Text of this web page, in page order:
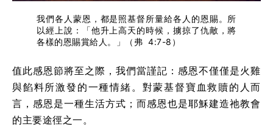
我們各人蒙恩，都是照基督所量給各人的恩賜。所
以經上說：「他升上高天的時候，擄掠了仇敵，將
各樣的恩賜賞給人。」（弗 4:7-8）
值此感恩節將至之際，我們當謹記：感恩不僅僅是火雞
與餡料所激發的一種情緒。對蒙基督寶血救贖的人而
言，感恩是一種生活方式；而感恩也是耶穌建造祂教會
的主要途徑之一。